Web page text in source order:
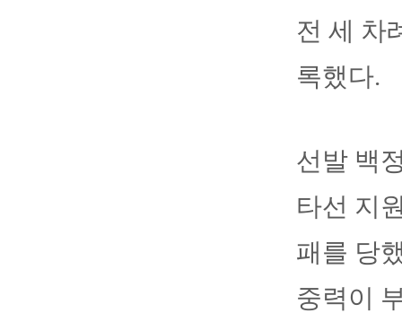
전 세 차
록했다.
선발 백
타선 지
패를 당
중력이